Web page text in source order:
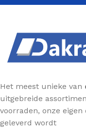
Het meest unieke van
uitgebreide
voorraden, onze
geleverd wordt